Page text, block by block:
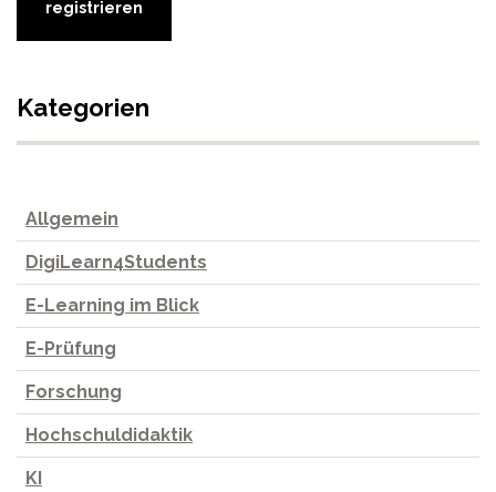
Kategorien
Allgemein
DigiLearn4Students
E-Learning im Blick
E-Prüfung
Forschung
Hochschuldidaktik
KI